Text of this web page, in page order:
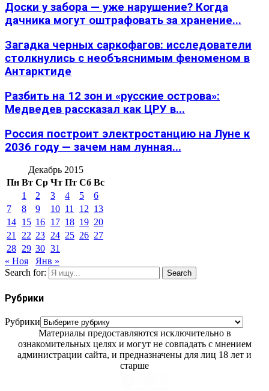
Доски у забора — уже нарушение? Когда
дачника могут оштрафовать за хранение...
Загадка черных саркофагов: исследователи
столкнулись с необъяснимым феноменом в
Антарктиде
Разбить на 12 зон и «русские острова»:
Медведев рассказал как ЦРУ в...
Россия построит электростанцию на Луне к
2036 году — зачем нам лунная...
Декабрь 2015
Пн Вт Ср Чт Пт Сб Вс
1
2 3 4 5
6
7
8 9 10 11 12 13
14 15 16 17 18 19 20
21
22 23 24 25 26 27
28 29 30 31
« Ноя
Янв »
Search for:
Search
Рубрики
Рубрики
Материалы предоставляются исключительно в
ознакомительных целях и могут не совпадать с мнением
администрации сайта, и предназначены для лиц 18 лет и
старше